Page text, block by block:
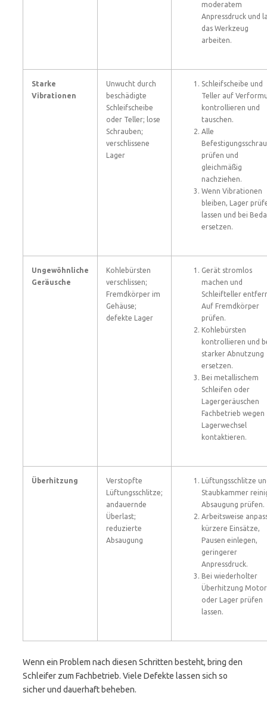
moderatem
Anpressdruck und
das Werkzeug
arbeiten.
Starke
Vibrationen
Unwucht durch
beschädigte
Schleifscheibe
oder Teller; lose
Schrauben;
verschlissene
Lager
Schleifscheibe und
Teller auf
kontrollieren und
tauschen.
Alle
prüfen und
gleichmäßig
nachziehen.
Wenn Vibrationen
bleiben, Lager
lassen und bei
ersetzen.
Ungewöhnliche
Geräusche
Kohlebürsten
verschlissen;
Fremdkörper im
Gehäuse;
defekte Lager
Gerät stromlos
machen und
Schleifteller
Auf Fremdkörper
prüfen.
Kohlebürsten
kontrollieren und
starker Abnutzung
ersetzen.
Bei metallischem
Schleifen oder
Lagergeräuschen
Fachbetrieb wegen
Lagerwechsel
kontaktieren.
Überhitzung
Verstopfte
Lüftungsschlitze;
andauernde
Überlast;
reduzierte
Absaugung
Lüftungsschlitze
Staubkammer
Absaugung prüfen.
Arbeitsweise
kürzere Einsätze,
Pausen einlegen,
geringerer
Anpressdruck.
Bei wiederholter
Überhitzung Motor
oder Lager prüfen
lassen.
Wenn ein Problem nach diesen Schritten besteht, bring den
Schleifer zum Fachbetrieb. Viele Defekte lassen sich so
sicher und dauerhaft beheben.